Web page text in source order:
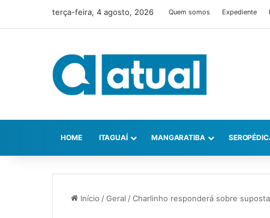
terça-feira, 4 agosto, 2026 Quem somos Expediente
HOME ITAGUAÍ MANGARATIBA
Início /Geral /Charlinho responderá sobre